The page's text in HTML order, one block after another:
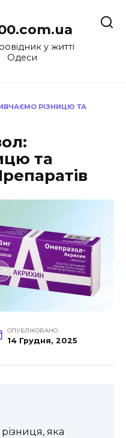
у житті
Одеси
РІЗНИЦЮ ТА
та
ОПУБЛІКОВАНО
14 Грудня, 2025
яка